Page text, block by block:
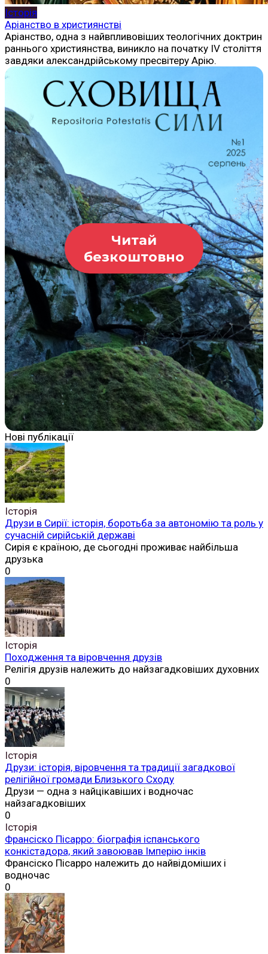
Історія
Аріанство в християнстві
Аріанство, одна з найвпливовіших теологічних доктрин
раннього християнства, виникло на початку IV століття
завдяки александрійському пресвітеру Арію.
Читай
безкоштовно
Нові публікації
Історія
Друзи в Сирії: історія, боротьба за автономію та роль у
сучасній сирійській державі
Сирія є країною, де сьогодні проживає найбільша
друзька
0
Історія
Походження та віровчення друзів
Релігія друзів належить до найзагадковіших духовних
0
Історія
Друзи: історія, віровчення та традиції загадкової
релігійної громади Близького Сходу
Друзи — одна з найцікавіших і водночас
найзагадковіших
0
Історія
Франсіско Пісарро: біографія іспанського
конкістадора, який завоював Імперію інків
Франсіско Пісарро належить до найвідоміших і
водночас
0